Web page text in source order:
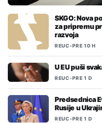
SKGO: Nova
za pripremu
razvoja
REUC•PRE 10 H
U EU puši
REUC•PRE 1 D
Predsednica
Rusije u
REUC•PRE 1 D